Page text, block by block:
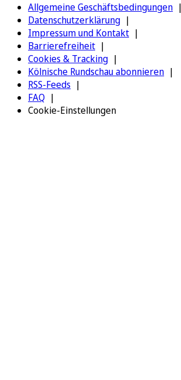
Allgemeine Geschäftsbedingungen
Datenschutzerklärung
Impressum und Kontakt
Barrierefreiheit
Cookies & Tracking
Kölnische Rundschau abonnieren
RSS-Feeds
FAQ
Cookie-Einstellungen